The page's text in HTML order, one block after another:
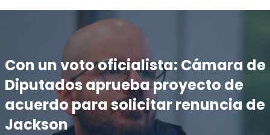
Con un voto oficialista: Cámara de
Diputados aprueba proyecto de
acuerdo para solicitar renuncia de
Jackson